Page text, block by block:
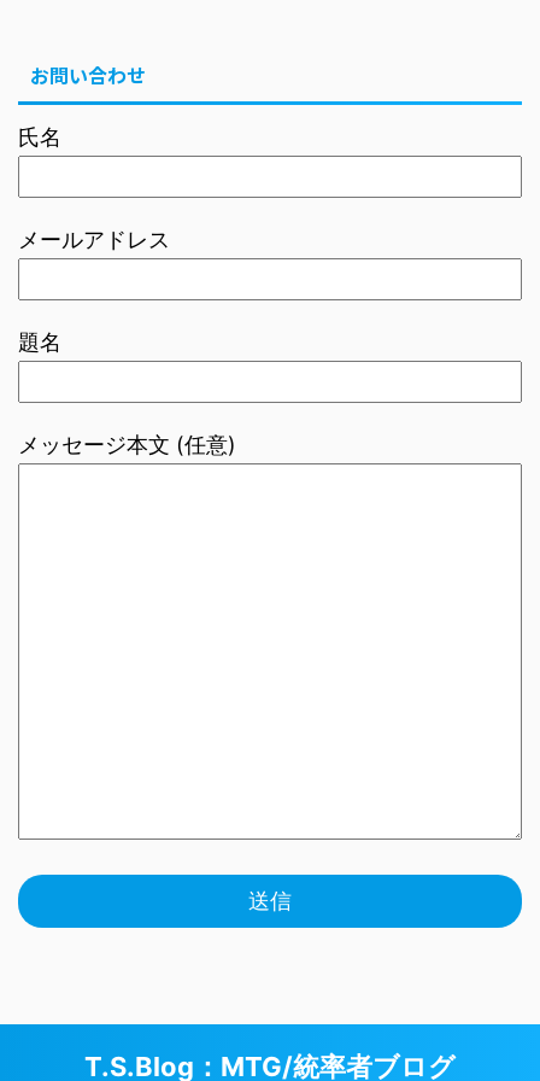
お問い合わせ
氏名
メールアドレス
題名
メッセージ本文 (任意)
T.S.Blog：MTG/統率者ブログ